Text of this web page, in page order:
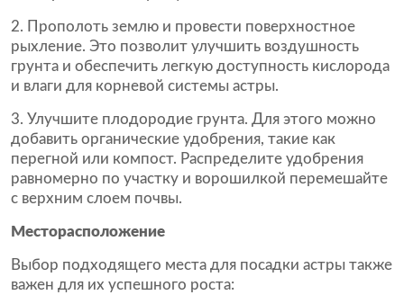
Прополоть землю и провести поверхностное
рыхление. Это позволит улучшить воздушность
грунта и обеспечить легкую доступность кислорода
и влаги для корневой системы астры.
Улучшите плодородие грунта. Для этого можно
добавить органические удобрения, такие как
перегной или компост. Распределите удобрения
равномерно по участку и ворошилкой перемешайте
с верхним слоем почвы.
Месторасположение
Выбор подходящего места для посадки астры также
важен для их успешного роста: